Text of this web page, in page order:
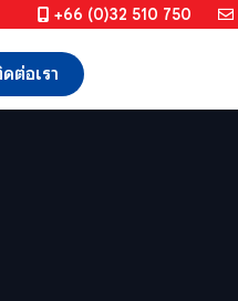
+66 (0)32 510 750
ต่อเรา